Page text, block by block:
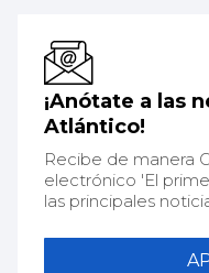
¡Anótate a las
Atlántico!
Recibe de manera
electrónico 'El
las principales